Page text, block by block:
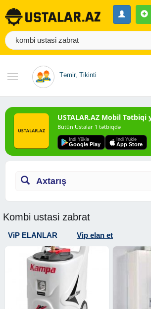
Təmir, Tikinti
USTALAR.AZ Mobil Tətbiqi
Bütün Ustalar 1 tətbiqdə
Indi Yüklə
Google Play
Indi Yüklə
App Store
Axtarış
Kombi ustasi zabrat
ViP ELANLAR Vip elan et